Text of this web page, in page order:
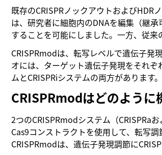
既存のCRISPRノックアウトおよびHDR
は、研究者に細胞内のDNAを編集（継承
することを可能にしました。一方、従来
CRISPRmodは、転写レベルで遺伝子発
オには、ターゲット遺伝子発現をそれ
ムとCRISPRiシステムの両方があります。
CRISPRmodはどのように
2つのCRISPRmodシステム（CRISPRa
Cas9コンストラクトを使用して、転写
CRISPRmodは、遺伝子発現調節に